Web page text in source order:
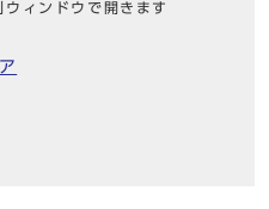
ィンドウで開きます